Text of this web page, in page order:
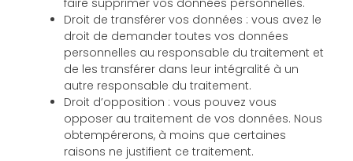
faire supprimer vos données personnelles.
Droit de transférer vos données : vous avez le
droit de demander toutes vos données
personnelles au responsable du traitement et
de les transférer dans leur intégralité à un
autre responsable du traitement.
Droit d’opposition : vous pouvez vous
opposer au traitement de vos données. Nous
obtempérerons, à moins que certaines
raisons ne justifient ce traitement.